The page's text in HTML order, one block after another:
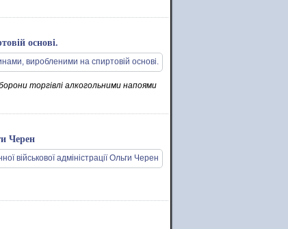
основі.
торгівлі алкогольними напоями
Черен